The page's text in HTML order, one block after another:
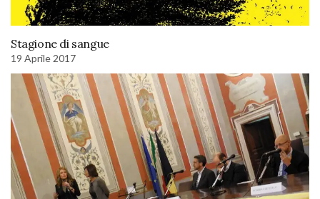
Stagione di sangue
19 Aprile 2017